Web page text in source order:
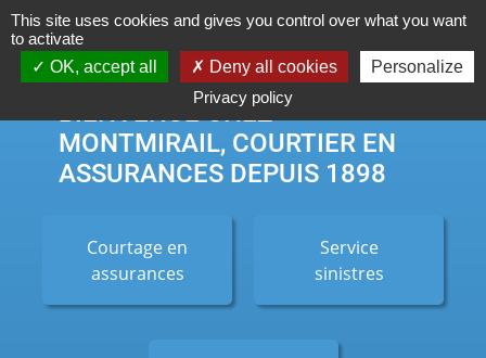
BIENVENUE CHEZ
MONTMIRAIL, COURTIER EN
ASSURANCES DEPUIS 1898
Courtage en
assurances
Service
sinistres
Cookies management panel
This site uses cookies and gives you control over what you want
to activate
OK, accept all
Deny all cookies
Personalize
Privacy policy